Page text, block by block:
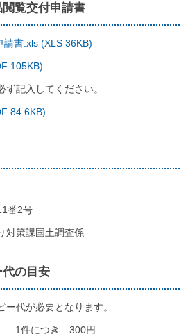
覧交付申請書
請書.xls (XLS 36KB)
105KB)
ず記入してください。
84.6KB)
番2号
対策課国土調査係
の目安
代が必要となります。
1件につき 300円